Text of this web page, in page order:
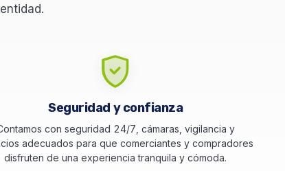
Seguridad y confianza
con seguridad 24/7, cámaras, vigilancia y
adecuados para que comerciantes y compradores
disfruten de una experiencia tranquila y cómoda.